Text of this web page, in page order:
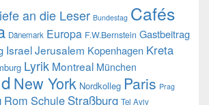
an die Leser Bundestag Cafés
Dänemark Europa F.W.Bernstein Gastbeitrag
IsraelJerusalem Kopenhagen Kreta
Lyrik Montreal München
New York Nordkolleg Paris Prag
Rom Schule Straßburg Tel Aviv